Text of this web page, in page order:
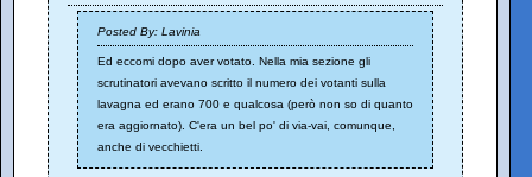
Posted By: Lavinia
Ed eccomi dopo aver votato. Nella mia sezione gli
scrutinatori avevano scritto il numero dei votanti sulla
lavagna ed erano 700 e qualcosa (però non so di quanto
era aggiornato). C'era un bel po' di via-vai, comunque,
anche di vecchietti.